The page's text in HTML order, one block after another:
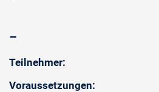
–
Teilnehmer:
Voraussetzungen: